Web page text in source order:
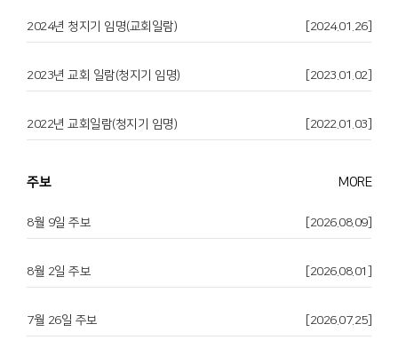
2024년 청지기 임명(교회일람) [2024.01.26]
2023년 교회 일람(청지기 임명) [2023.01.02]
2022년 교회일람(청지기 임명) [2022.01.03]
주보 MORE
8월 9일 주보 [2026.08.09]
8월 2일 주보 [2026.08.01]
7월 26일 주보 [2026.07.25]